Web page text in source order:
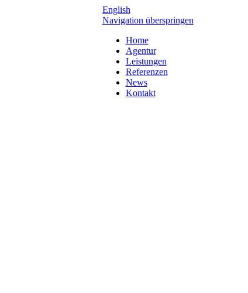
English
Navigation überspringen
Home
Agentur
Leistungen
Referenzen
News
Kontakt